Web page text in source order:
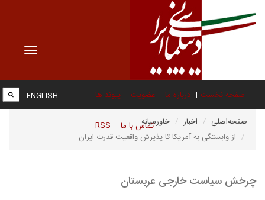
Toggle
صفحه نخست درباره ما عضویت پیوند ها
تماس با ما RSS
ENGLISH
صفحه‌اصلی اخبار
خاورمیانه
از وابستگی به آمریکا تا پذیرش واقعیت قدرت ایران
چرخش سیاست خارجی عربستان